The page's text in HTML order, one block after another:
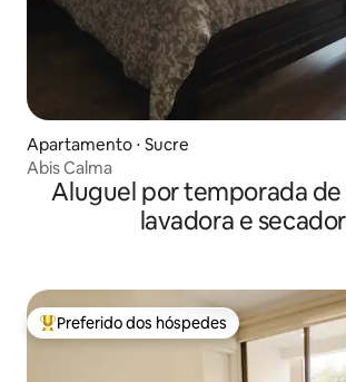
Apartamento ⋅ Sucre
Abis Calma
Aluguel por temporada
lavadora e
Entre os melhores preferidos dos
Preferido dos hóspedes